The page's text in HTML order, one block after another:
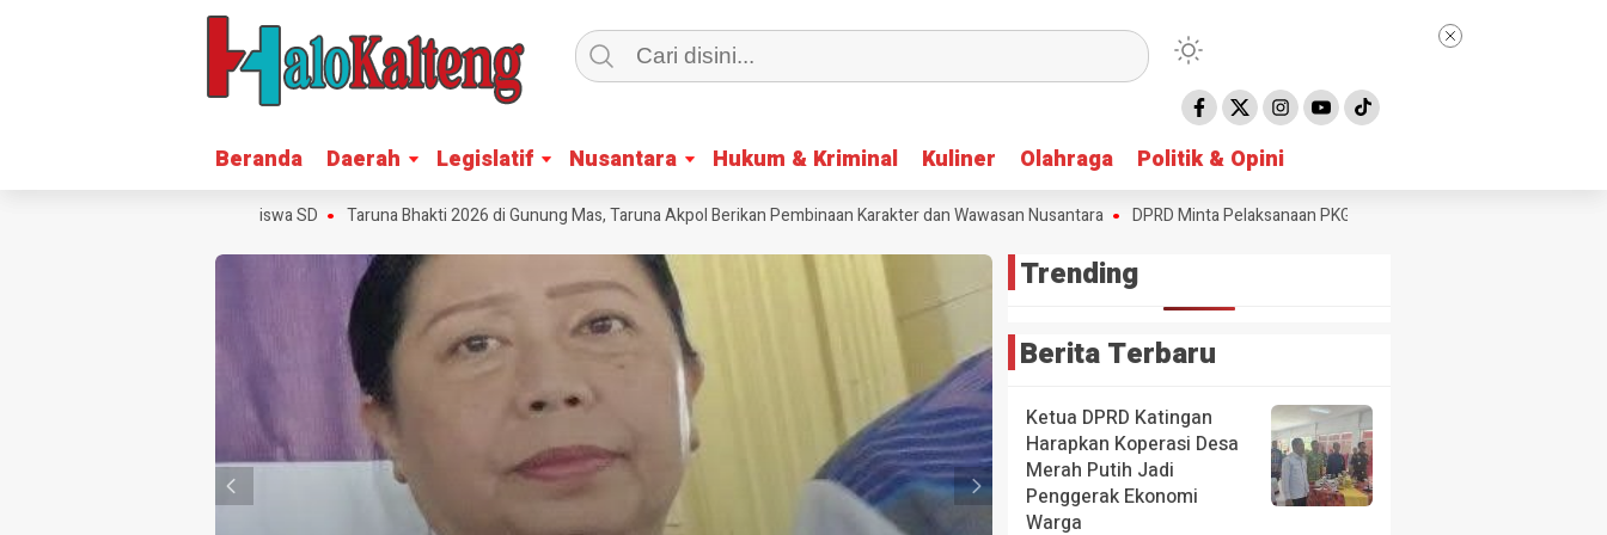
Beranda Daerah Legislatif Nusantara Hukum & Kriminal Kuliner Olahraga Politik & Opini
Beranda Daerah Legislatif Nusantara Hukum & Kriminal Kuliner Olahraga Politik & Opini
Peralatan Sekolah untuk Siswa SD Taruna Bhakti 2026 di Gunung Mas, Taruna Akpol Berikan Pembinaan Karakter dan Wawasan Nusantara DPRD Minta Pelaksanaan PKG dan Pasar Murah Diperluas
Trending
Berita Terbaru
Ketua DPRD Katingan
Harapkan Koperasi Desa
Merah Putih Jadi
Penggerak Ekonomi
Warga